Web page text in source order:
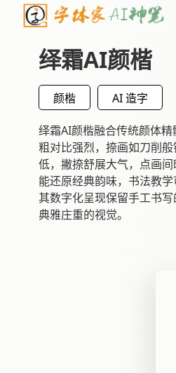
绎霜AI颜楷
颜楷 AI 造字
绎霜AI颜楷融合传统颜体
粗对比强烈，捺画如刀削
低，撇捺舒展大气，点画
能还原经典韵味，书法教
其数字化呈现保留手工书
典雅庄重的视觉。